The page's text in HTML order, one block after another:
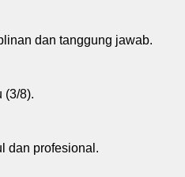
dan tanggung jawab.
(3/8).
dan profesional.